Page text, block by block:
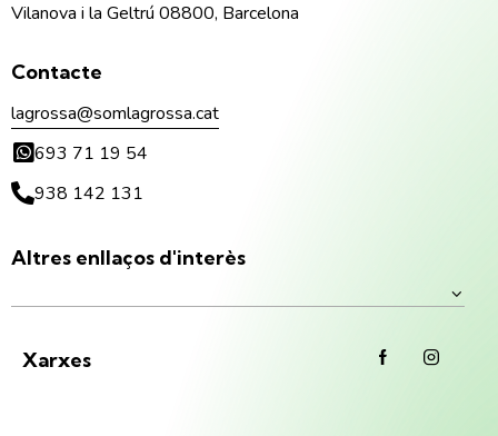
Vilanova i la Geltrú 08800, Barcelona
Contacte
lagrossa@somlagrossa.cat
693 71 19 54
938 142 131
Altres enllaços d'interès
Xarxes